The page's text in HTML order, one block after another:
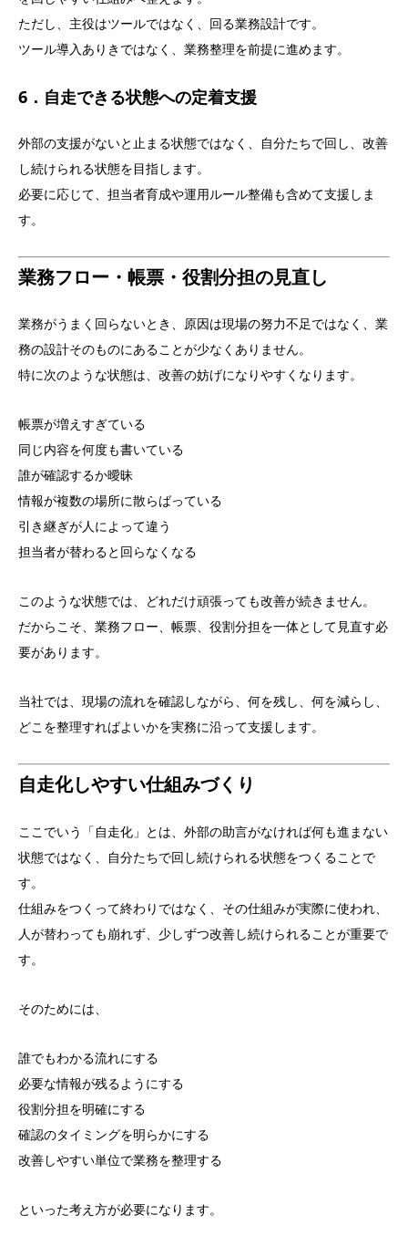
ただし、主役はツールではなく、回る業務設計です。
ツール導入ありきではなく、業務整理を前提に進めます。
6．自走できる状態への定着支援
外部の支援がないと止まる状態ではなく、自分たちで回し、改善
し続けられる状態を目指します。
必要に応じて、担当者育成や運用ルール整備も含めて支援しま
す。
業務フロー・帳票・役割分担の見直し
業務がうまく回らないとき、原因は現場の努力不足ではなく、業
務の設計そのものにあることが少なくありません。
特に次のような状態は、改善の妨げになりやすくなります。
帳票が増えすぎている
同じ内容を何度も書いている
誰が確認するか曖昧
情報が複数の場所に散らばっている
引き継ぎが人によって違う
担当者が替わると回らなくなる
このような状態では、どれだけ頑張っても改善が続きません。
だからこそ、業務フロー、帳票、役割分担を一体として見直す必
要があります。
当社では、現場の流れを確認しながら、何を残し、何を減らし、
どこを整理すればよいかを実務に沿って支援します。
自走化しやすい仕組みづくり
ここでいう「自走化」とは、外部の助言がなければ何も進まない
状態ではなく、自分たちで回し続けられる状態をつくることで
す。
仕組みをつくって終わりではなく、その仕組みが実際に使われ、
人が替わっても崩れず、少しずつ改善し続けられることが重要で
す。
そのためには、
誰でもわかる流れにする
必要な情報が残るようにする
役割分担を明確にする
確認のタイミングを明らかにする
改善しやすい単位で業務を整理する
といった考え方が必要になります。